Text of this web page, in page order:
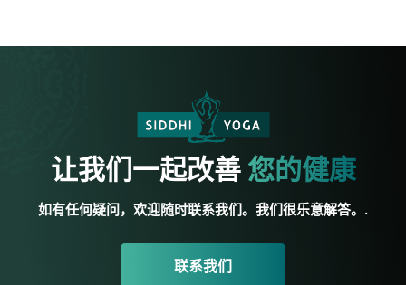
让我们一起改善 您的健康
如有任何疑问，欢迎随时联系我们。我们很乐意解答。.
联系我们